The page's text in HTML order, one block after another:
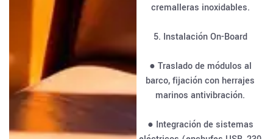
cremalleras inoxidables.
5. Instalación On-Board
● Traslado de módulos al
barco, fijación con herrajes
marinos antivibración.
● Integración de sistemas